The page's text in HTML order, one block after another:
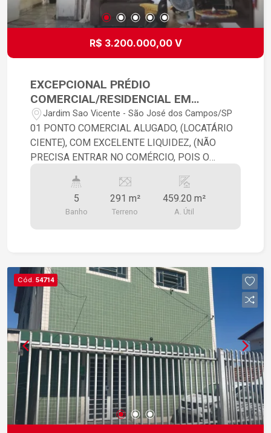
R$ 3.200.000,00 V
EXCEPCIONAL PRÉDIO
COMERCIAL/RESIDENCIAL EM
AVENIDA MUITO MOVIMENTADA!
Jardim Sao Vicente - São José dos Campos/SP
01 PONTO COMERCIAL ALUGADO, (LOCATÁRIO
CIENTE), COM EXCELENTE LIQUIDEZ, (NÃO
PRECISA ENTRAR NO COMÉRCIO, POIS O
SUBSOLO, 02 APARTAMENTOS NO PISO
SUPERIOR(SOBRE LOJA), QUE PODEM SER
COMO 08 SALAS COMERCIAIS, COM ENTRADA
5
Banho
291 m²
Terreno
459.20 m²
A. Útil
Cód. 54714